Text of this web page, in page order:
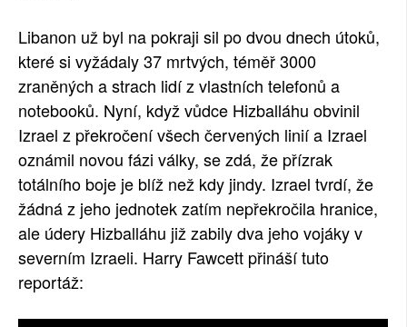
Libanon už byl na pokraji sil po dvou dnech útoků,
které si vyžádaly 37 mrtvých, téměř 3000
zraněných a strach lidí z vlastních telefonů a
notebooků. Nyní, když vůdce Hizballáhu obvinil
Izrael z překročení všech červených linií a Izrael
oznámil novou fázi války, se zdá, že přízrak
totálního boje je blíž než kdy jindy. Izrael tvrdí, že
žádná z jeho jednotek zatím nepřekročila hranice,
ale údery Hizballáhu již zabily dva jeho vojáky v
severním Izraeli. Harry Fawcett přináší tuto
reportáž: